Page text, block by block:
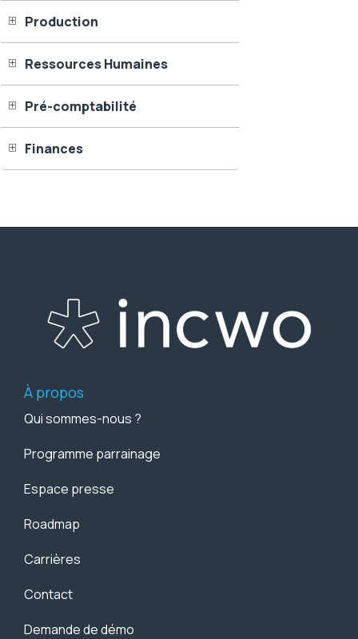
Production
Ressources Humaines
Pré-comptabilité
Finances
À propos
Qui sommes-nous ?
Programme parrainage
Espace presse
Roadmap
Carrières
Contact
Demande de démo